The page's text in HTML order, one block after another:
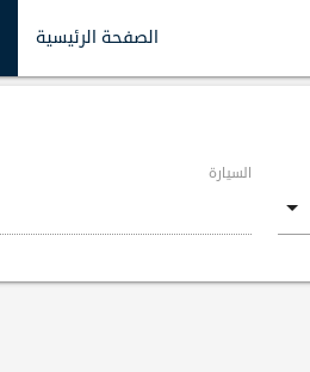
الصفحة الرئيسية
السيارة